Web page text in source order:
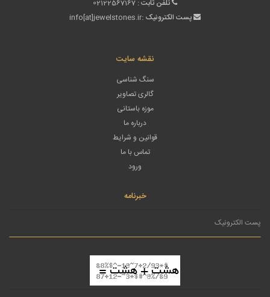
تلفن ثابت : 02122567167
پست الکترونیک :info[at]jewelstones.ir
نقشه سایت
سنگ شناسی
گالری تصاویر
موزه باستانی
درباره ما
قوانین و شرایط
تماس با ما
ورود
خبرنامه